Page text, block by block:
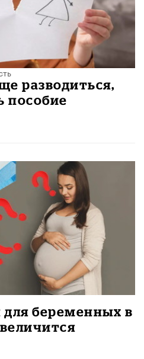
разводиться,
пособие
для беременных в